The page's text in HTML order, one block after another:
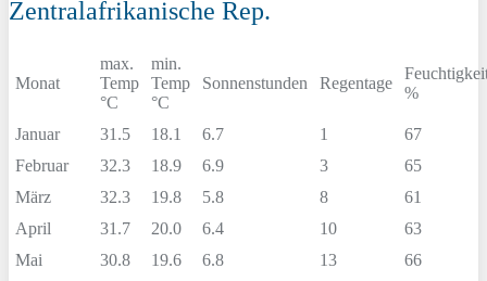
Zentralafrikanische Rep.
Monat
max.
Temp
°C
min.
Temp
°C
Sonnenstunden Regentage
%
Januar 31.5 18.1 6.7 1
67
Februar
32.3 18.9 6.9 3
65
März
32.3 19.8 5.8 8
61
April
31.7 20.0 6.4 10
63
Mai
30.8 19.6 6.8 13
66